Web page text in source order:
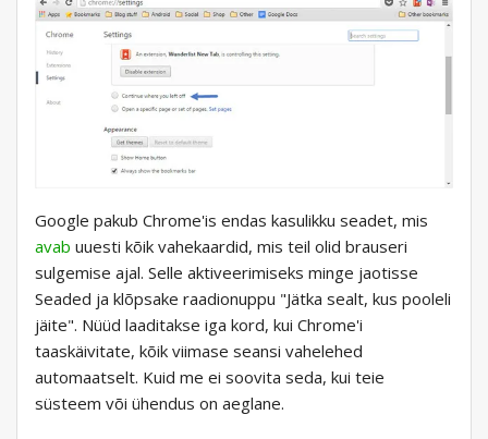
Google pakub Chrome'is endas kasulikku seadet, mis
avab uuesti kõik vahekaardid, mis teil olid brauseri
sulgemise ajal. Selle aktiveerimiseks minge jaotisse
Seaded ja klõpsake raadionuppu "Jätka sealt, kus pooleli
jäite". Nüüd laaditakse iga kord, kui Chrome'i
taaskäivitate, kõik viimase seansi vahelehed
automaatselt. Kuid me ei soovita seda, kui teie
süsteem või ühendus on aeglane.